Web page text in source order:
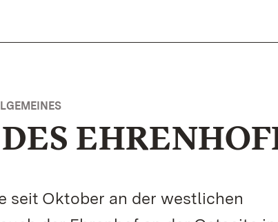
seit Oktober an der westlichen